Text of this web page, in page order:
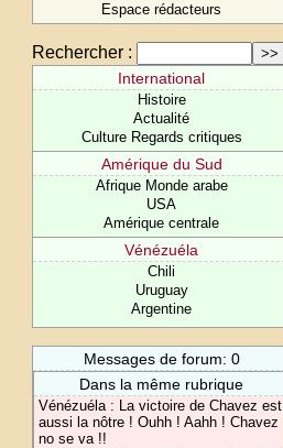
Espace rédacteurs
Rechercher :
International
Histoire
Actualité
Culture Regards critiques
Amérique du Sud
Afrique Monde arabe
USA
Amérique centrale
Vénézuéla
Chili
Uruguay
Argentine
Messages de forum: 0
Dans la même rubrique
Vénézuéla : La victoire de Chavez est
aussi la nôtre ! Ouhh ! Aahh ! Chavez
no se va !!